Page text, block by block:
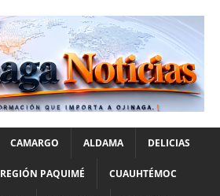
CAMARGO ALDAMA DELICIAS
REGIÓN PAQUIMÉ CUAUHTÉMOC